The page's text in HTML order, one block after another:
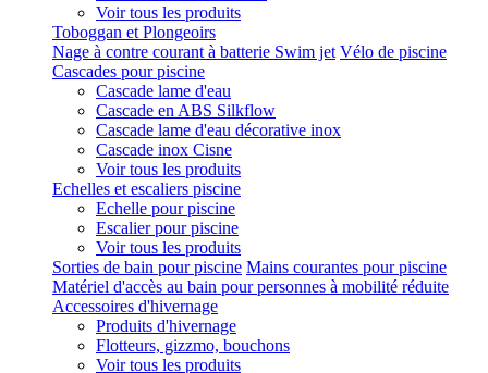
Voir tous les produits
Toboggan et Plongeoirs
Nage à contre courant à batterie Swim jet Vélo de piscine
Cascades pour piscine
Cascade lame d'eau
Cascade en ABS Silkflow
Cascade lame d'eau décorative inox
Cascade inox Cisne
Voir tous les produits
Echelles et escaliers piscine
Echelle pour piscine
Escalier pour piscine
Voir tous les produits
Sorties de bain pour piscine Mains courantes pour piscine
Matériel d'accès au bain pour personnes à mobilité réduite
Accessoires d'hivernage
Produits d'hivernage
Flotteurs, gizzmo, bouchons
Voir tous les produits